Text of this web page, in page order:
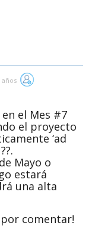
años
el Mes #7
el proyecto
‘ad
Mayo o
estará
una alta
por comentar!